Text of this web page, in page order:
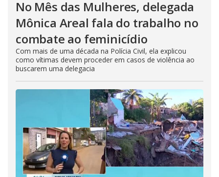
No Mês das Mulheres, delegada
Mônica Areal fala do trabalho no
combate ao feminicídio
Com mais de uma década na Polícia Civil, ela explicou
como vítimas devem proceder em casos de violência ao
buscarem uma delegacia